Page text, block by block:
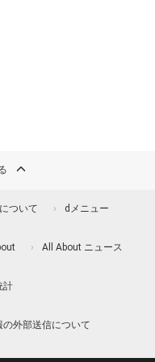
ついて dメニュー
All About ニュース
計
外部送信について